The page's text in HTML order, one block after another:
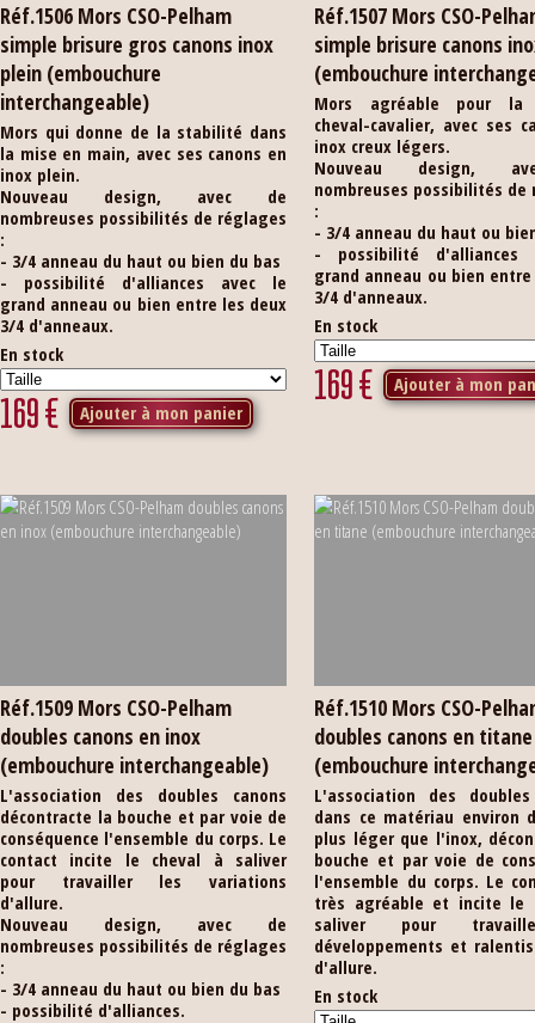
Réf.1506 Mors CSO-Pelham
simple brisure gros canons inox
plein (embouchure
interchangeable)
Mors qui donne de la stabilité dans
la mise en main, avec ses canons en
inox plein.
Nouveau design, avec de
nombreuses possibilités de réglages
:
- 3/4 anneau du haut ou bien du bas
- possibilité d'alliances avec le
grand anneau ou bien entre les deux
3/4 d'anneaux.
En stock
169€ Ajouter à mon panier
Réf.1507 Mors CSO-
simple brisure canons
(embouchure
Mors agréable pour la
cheval-cavalier, avec ses
inox creux légers.
Nouveau design,
nombreuses possibilités de
:
- 3/4 anneau du haut ou
- possibilité d'alliances
grand anneau ou bien
3/4 d'anneaux.
En stock
169€ Ajouter à mon
Réf.1509 Mors CSO-Pelham
doubles canons en inox
(embouchure interchangeable)
L'association des doubles canons
décontracte la bouche et par voie de
conséquence l'ensemble du corps. Le
contact incite le cheval à saliver
pour travailler les variations
d'allure.
Nouveau design, avec de
nombreuses possibilités de réglages
:
- 3/4 anneau du haut ou bien du bas
- possibilité d'alliances.
Réf.1510 Mors CSO-
doubles canons en titane
(embouchure
L'association des
dans ce matériau environ
plus léger que l'inox,
bouche et par voie de
l'ensemble du corps. Le
très agréable et incite le
saliver pour
développements et
d'allure.
En stock